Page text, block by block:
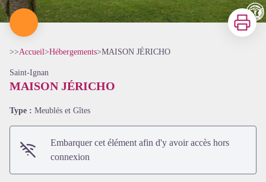
Imprimer
>>Accueil>Hébergements>MAISON JÉRICHO
Saint-Ignan
MAISON JÉRICHO
Type : Meublés et Gîtes
Embarquer cet élément afin d'y avoir accès hors
connexion